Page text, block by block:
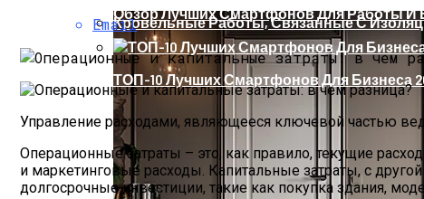
Обзор Лучших Смартфонов Для Работы И
ТОП-10 Лучших Смартфонов Для Бизнеса
Кровельные Работы, Связанные С
Email
Управление расходами, являющееся ключевой частью
Операционные затраты – это, как правило, текущие
и маркетинговые расходы. Капитальные затраты, с
долгосрочные инвестиции, такие как покупка здания,